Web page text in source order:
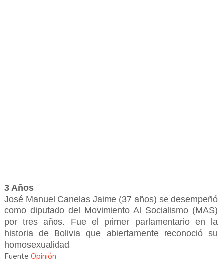
3 Años
José Manuel Canelas Jaime (37 años) se desempeñó
como diputado del Movimiento Al Socialismo (MAS)
por tres años. Fue el primer parlamentario en la
historia de Bolivia que abiertamente reconoció su
homosexualidad.
Fuente Opinión